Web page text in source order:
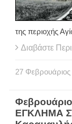
της περιοχής
Διαβάστε
27 Φεβρουάριος
ΕΓΚΛΗΜΑ